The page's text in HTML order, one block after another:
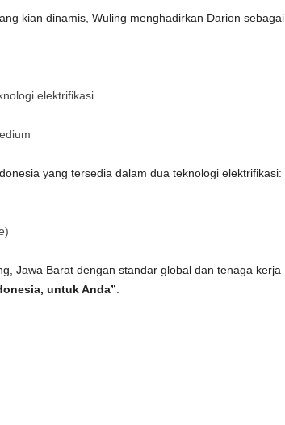
kian dinamis, Wuling menghadirkan Darion sebagai
elektrifikasi
yang tersedia dalam dua teknologi elektrifikasi:
Jawa Barat dengan standar global dan tenaga kerja
untuk Anda”.